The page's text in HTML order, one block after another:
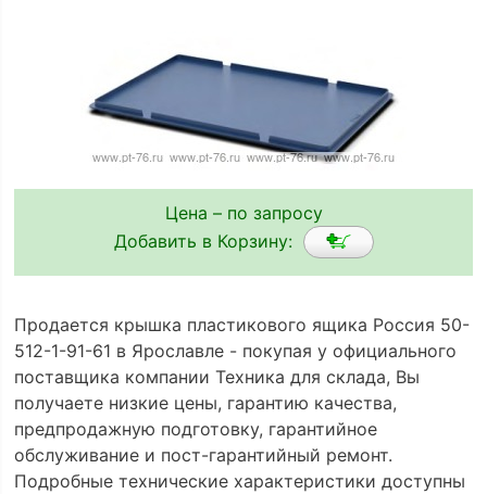
Цена – по запросу
Добавить в Корзину:
Продается крышка пластикового ящика Россия 50-
512-1-91-61 в Ярославле - покупая у официального
поставщика компании Техника для склада, Вы
получаете низкие цены, гарантию качества,
предпродажную подготовку, гарантийное
обслуживание и пост-гарантийный ремонт.
Подробные технические характеристики доступны